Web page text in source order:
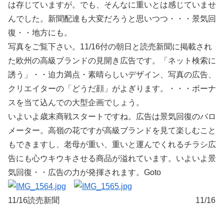
は存じていますが。でも、そんなに重いとは感じていませ
んでした。新聞配達も大変だろうと思いつつ・・・景気回
復・・地方にも。
写真をご覧下さい。11/16付の朝日と読売新聞に掲載され
た欧州の高級ブランドの見開き広告です。「ネット検索に
誘う」・・迫力満点・素晴らしいデザイン、写真の広告、
クリエイターの「どうだ顔」がよぎります。・・・ボーナ
スを当て込んでの大型企画でしょう。
いよいよ歳末商戦スタートですね。広告は景気回復のバロ
メーター。高嶺の花ですが高級ブランドを見て楽しむこと
もできますし、老母が重い、重いと運んでくれるチラシ広
告にも心ウキウキさせる商品が溢れています。いよいよ景
気回復・・広告の力が発揮されます。Goto
11/16読売新聞 11/16